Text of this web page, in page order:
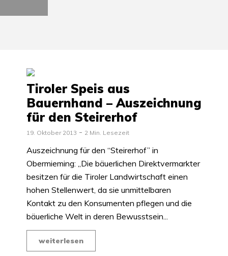
Tiroler Speis aus
Bauernhand – Auszeichnung
für den Steirerhof
19. Oktober 2013 2 Min. Lesezeit
Auszeichnung für den “Steirerhof” in
Obermieming: „Die bäuerlichen Direktvermarkter
besitzen für die Tiroler Landwirtschaft einen
hohen Stellenwert, da sie unmittelbaren
Kontakt zu den Konsumenten pflegen und die
bäuerliche Welt in deren Bewusstsein...
weiterlesen